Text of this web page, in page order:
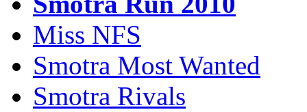
Miss NFS
Smotra Most Wanted
Smotra Rivals